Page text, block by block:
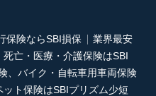
保険ならSBI損保
業界最安
死亡・医療・介護保険はSBI
、バイク・自転車用車両保険
ト保険はSBIプリズム少短